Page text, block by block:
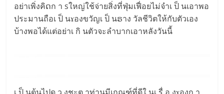
อย่าเพิ่งคิດก า sใหญ่ใช้จ่ายสิ่งที่ฟุ่มเฟื่อยไม่จำเ ป็ นเอาพอ
ประมานถือเ ป็ นɤองขวัญเ ป็ นຣาง วัลชีวิตให้กับตัวเอง
บ้างพอได้แต่อย่าเ กิ นตัวจะลำบากเอาหลังวันนี้